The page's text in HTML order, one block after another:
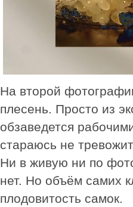
На второй
плесень. Просто из
обзаведется
стараюсь не
Ни в живую ни по
нет. Но объём самих
плодовитость самок.